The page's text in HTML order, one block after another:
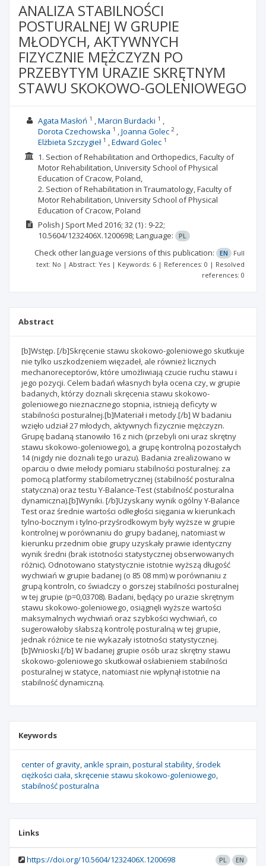
ANALIZA STABILNOŚCI
POSTURALNEJ W GRUPIE
MŁODYCH, AKTYWNYCH
FIZYCZNIE MĘŻCZYZN PO
PRZEBYTYM URAZIE SKRĘTNYM
STAWU SKOKOWO-GOLENIOWEGO
Agata Masłoń 1 Marcin Burdacki 1
Dorota Czechowska 1 Joanna Golec2
Elżbieta Szczygieł1 Edward Golec1
1. Section of Rehabilitation and Orthopedics, Faculty of
Motor Rehabilitation, University School of Physical
Education of Cracow, PoIand,
2. Section of Rehabilitation in Traumatology, Faculty of
Motor Rehabilitation, University School of Physical
Education of Cracow, PoIand
Polish J Sport Med 2016; 32(1) : 9-22;
10.5604/1232406X.1200698; Language: PL
Check other language versions of this publication: EN
Full
text: No | Abstract: Yes | Keywords: 6 | References: 0 | Resolved
references: 0
Abstract
[b]Wstęp. [/b]Skręcenie stawu skokowo-goleniowego skutkuje
nie tylko uszkodzeniem więzadeł, ale również licznych
mechanoreceptorów, które umożliwiają czucie ruchu stawu i
jego pozycji. Celem badań własnych była ocena czy, w grupie
badanych, którzy doznali skręcenia stawu skokowo-
goleniowego nieznacznego stopnia, istnieją deficyty w
stabilności posturalnej.[b]Materiał i metody.[/b] W badaniu
wzięło udział 27 młodych, aktywnych fizycznie mężczyzn.
Grupę badaną stanowiło 16 z nich (przebyli oni uraz skrętny
stawu skokowo-goleniowego), a grupę kontrolną pozostałych
14 (nigdy nie doznali tego urazu). Badania zrealizowano w
oparciu o dwie mełody pomiaru stabilności posturalnej: za
pomocą platformy stabilometrycznej (stabilność posturalna
statyczna) oraz testu Y-Balance-Test (stabilność posturalna
dynamiczna).[b]Wyniki. [/b]Uzyskany wynik ogólny Y-Balance
Test oraz średnie wartości odłegłości sięgania w kierunkach
tylno-bocznym i tylno-przyśrodkowym były wyższe w grupie
kontrolnej w porównaniu do grupy badanej, natomiast w
kierunku przednim obie grupy uzyskały prawie identyczny
wynik średni (brak istotności statystycznej obserwowanych
różnic). Odnotowano statystycznie istotnie wyższą długość
wychwiań w grupie badanej (o 85 08 mm) w porównaniu z
grupą kontroln, co świadczy o gorszej stabilności posturalnej
w tej grupie (p=0,03708). Badani, będący po urazie skrętnym
stawu skokowo-goleniowego, osiągnęli wyższe wartości
maksymalnych wychwiań oraz szybkości wychwiań, co
sugerowałoby słabszą kontrolę posturalną w tej grupie,
jednak różnice te nie wykazały istotności statystycznej.
[b]Wnioski.[/b] W badanej grupie osób uraz skrętny stawu
skokowo-goleniowego skutkował osłabieniem stabilności
posturalnej w statyce, natomiast nie wpłynął istotnie na
stabilność dynamiczną.
Keywords
center of gravity ankle sprain postural stability środek
ciężkości ciała skręcenie stawu skokowo-goleniowego
stabilność posturalna
Links
https://doi.org/10.5604/1232406X.1200698 PL EN